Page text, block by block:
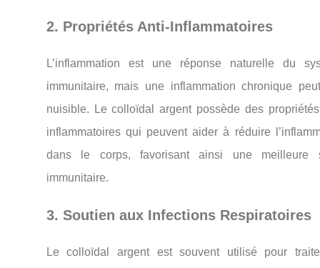
2. Propriétés Anti-Inflammatoires
L’inflammation est une réponse naturelle du
immunitaire, mais une inflammation chronique
nuisible. Le colloïdal argent possède des
inflammatoires qui peuvent aider à réduire
dans le corps, favorisant ainsi une meilleure
immunitaire.
3. Soutien aux Infections Respiratoires
Le colloïdal argent est souvent utilisé pour